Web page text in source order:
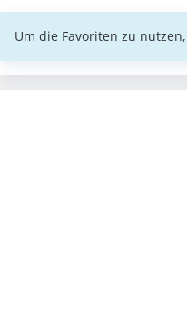
Um die Favoriten zu nutzen,